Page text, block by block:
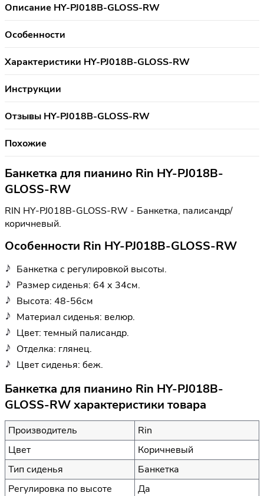
Описание HY-PJ018B-GLOSS-RW
Особенности
Характеристики HY-PJ018B-GLOSS-RW
Инструкции
Отзывы HY-PJ018B-GLOSS-RW
Похожие
Банкетка для пианино Rin HY-PJ018B-
GLOSS-RW
RIN HY-PJ018B-GLOSS-RW - Банкетка, палисандр/
коричневый.
Особенности Rin HY-PJ018B-GLOSS-RW
Банкетка с регулировкой высоты.
Размер сиденья: 64 х 34см.
Высота: 48-56см
Материал сиденья: велюр.
Цвет: темный палисандр.
Отделка: глянец.
Цвет сиденья: беж.
Банкетка для пианино Rin HY-PJ018B-
GLOSS-RW характеристики товара
Производитель
Rin
Цвет
Коричневый
Тип сиденья
Банкетка
Регулировка по высоте
Да